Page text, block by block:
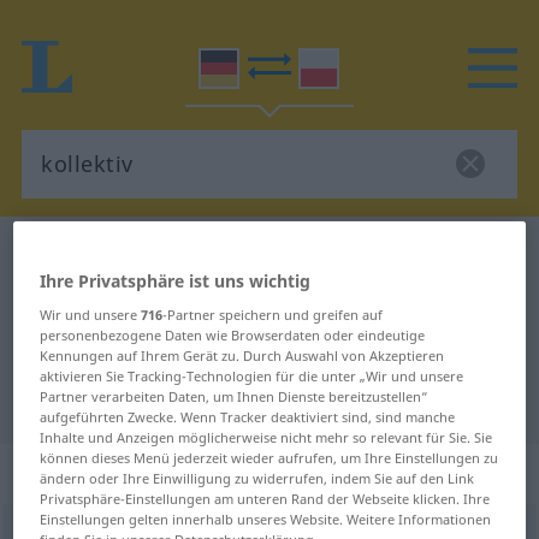
Deutsch-Polnisch Übersetzung für
"kollektiv"
"kollektiv" Polnisch Übersetzung
„kollektiv“
Ihre Privatsphäre ist uns wichtig
Wir und unsere716-Partner speichern und greifen auf
personenbezogene Daten wie Browserdaten oder eindeutige
Kennungen auf Ihrem Gerät zu. Durch Auswahl von Akzeptieren
aktivieren Sie Tracking-Technologien für die unter „Wir und unsere
Partner verarbeiten Daten, um Ihnen Dienste bereitzustellen“
aufgeführten Zwecke. Wenn Tracker deaktiviert sind, sind manche
Inhalte und Anzeigen möglicherweise nicht mehr so relevant für Sie. Sie
können dieses Menü jederzeit wieder aufrufen, um Ihre Einstellungen zu
ändern oder Ihre Einwilligung zu widerrufen, indem Sie auf den Link
Privatsphäre-Einstellungen am unteren Rand der Webseite klicken. Ihre
Einstellungen gelten innerhalb unseres Website. Weitere Informationen